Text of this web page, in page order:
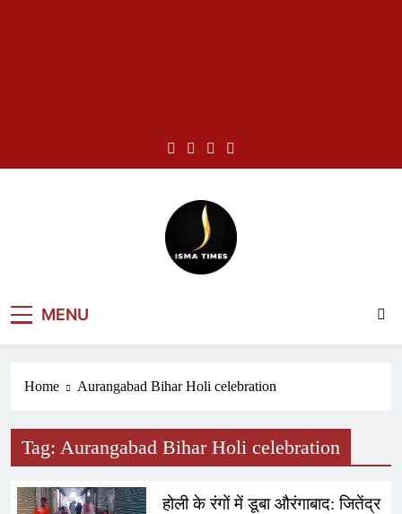
MENU
Home Aurangabad Bihar Holi celebration
Tag: Aurangabad Bihar Holi celebration
होली के रंगों में डूबा औरंगाबाद: जितेंद्र